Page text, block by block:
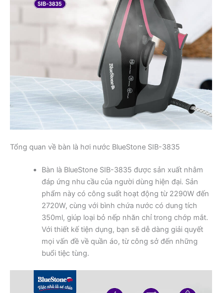
Tổng quan về bàn là hơi nước BlueStone SIB-3835
Bàn là BlueStone SIB-3835 được sản xuất nhằm
đáp ứng nhu cầu của người dùng hiện đại. Sản
phẩm này có công suất hoạt động từ 2290W đến
2720W, cùng với bình chứa nước có dung tích
350ml, giúp loại bỏ nếp nhăn chỉ trong chớp mắt.
Với thiết kế tiện dụng, bạn sẽ dễ dàng giải quyết
mọi vấn đề về quần áo, từ công sở đến những
buổi tiệc tùng.